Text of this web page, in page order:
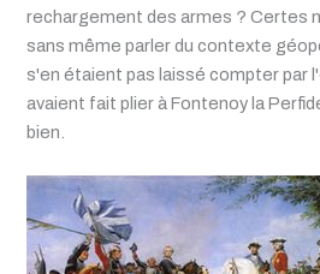
rechargement des armes ? Certes
sans même parler du contexte
s'en étaient pas laissé compter par
avaient fait plier à Fontenoy la
bien.